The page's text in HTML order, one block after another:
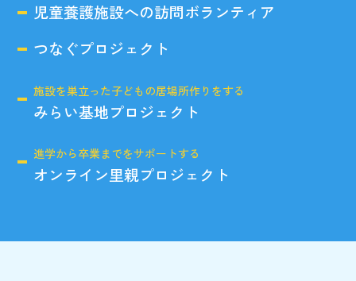
児童養護施設への訪問ボランティア
つなぐプロジェクト
施設を巣立った子どもの居場所作りをする
みらい基地プロジェクト
進学から卒業までをサポートする
オンライン里親プロジェクト